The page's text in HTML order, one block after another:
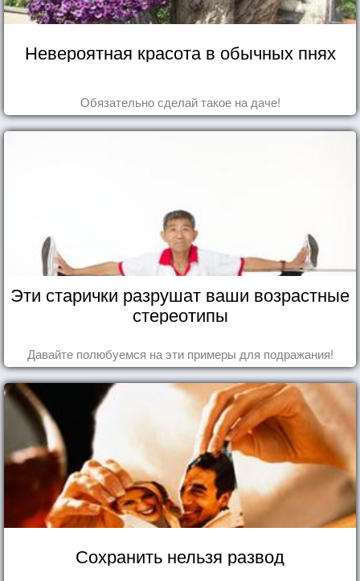
Невероятная красота в обычных пнях
Обязательно сделай такое на даче!
Эти старички разрушат ваши возрастные
стереотипы
Давайте полюбуемся на эти примеры для подражания!
Сохранить нельзя развод